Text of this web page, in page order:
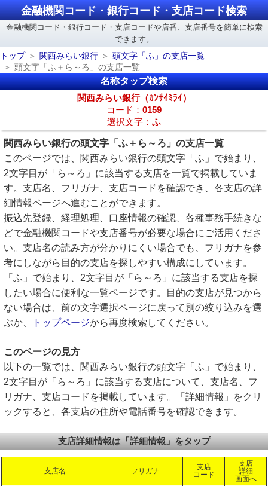
金融機関コード・銀行コード・支店コード検索
金融機関コード・銀行コード・支店コードや店番、支店番号を簡単に検索
できます。
トップ
関西みらい銀行
頭文字「ふ」の支店一覧
頭文字「ふ＋ら～ろ」の支店一覧
名称タップ検索
関西みらい銀行（ｶﾝｻｲﾐﾗｲ）
コード： 0159
選択文字： ふ
関西みらい銀行の頭文字「ふ＋ら～ろ」の支店一覧
このページでは、関西みらい銀行の頭文字「ふ」で始まり、
2文字目が「ら～ろ」に該当する支店を一覧で掲載していま
す。支店名、フリガナ、支店コードを確認でき、各支店の詳
細情報ページへ進むことができます。
振込先登録、経理処理、口座情報の確認、各種事務手続きな
どで金融機関コードや支店番号が必要な場合にご活用くださ
い。支店名の読み方が分かりにくい場合でも、フリガナを参
考にしながら目的の支店を探しやすい構成にしています。
「ふ」で始まり、2文字目が「ら～ろ」に該当する支店を探
したい場合に便利な一覧ページです。目的の支店が見つから
ない場合は、前の文字選択ページに戻って別の絞り込みを選
ぶか、
トップページから再度検索してください。
このページの見方
以下の一覧では、関西みらい銀行の頭文字「ふ」で始まり、
2文字目が「ら～ろ」に該当する支店について、支店名、フ
リガナ、支店コードを掲載しています。「詳細情報」をクリ
ックすると、各支店の住所や電話番号を確認できます。
支店詳細情報は「詳細情報」をタップ
支店名 フリガナ
支店
コード
支店
詳細
画面へ